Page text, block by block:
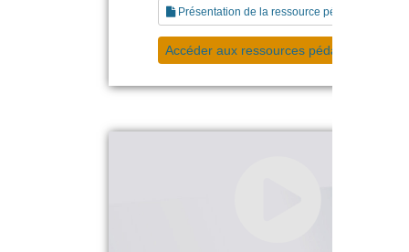
Présentation de la ressource pédagogique
Accéder aux ressources pédagogiques